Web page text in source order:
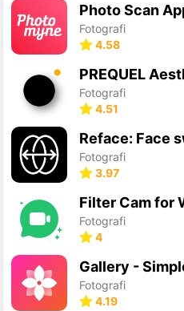
Fotografi
4.58
Fotografi
4.51
Fotografi
3.97
Fotografi
4
Fotografi
4.19